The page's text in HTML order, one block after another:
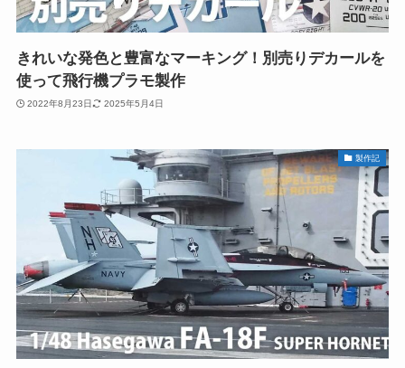
きれいな発色と豊富なマーキング！別売りデカールを
使って飛行機プラモ製作
2022年8月23日 2025年5月4日
製作記